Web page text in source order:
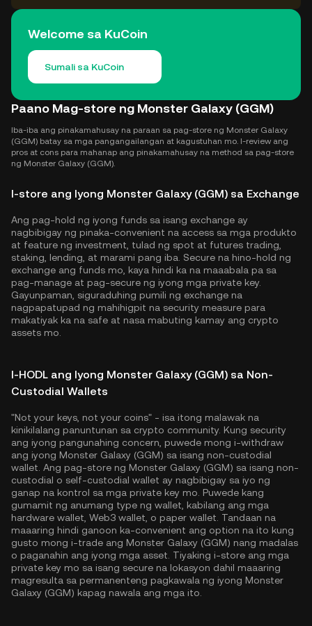
Welcome sa KuCoin
Sumali sa KuCoin
Paano Mag-store ng Monster Galaxy (GGM)
Iba-iba ang pinakamahusay na paraan sa pag-store ng Monster Galaxy
(GGM) batay sa mga pangangailangan at kagustuhan mo. I-review ang
pros at cons para mahanap ang pinakamahusay na method sa pag-store
ng Monster Galaxy (GGM).
I-store ang Iyong Monster Galaxy (GGM) sa Exchange
Ang pag-hold ng iyong funds sa isang exchange ay
nagbibigay ng pinaka-convenient na access sa mga produkto
at feature ng investment, tulad ng spot at futures trading,
staking, lending, at marami pang iba. Secure na hino-hold ng
exchange ang funds mo, kaya hindi ka na maaabala pa sa
pag-manage at pag-secure ng iyong mga private key.
Gayunpaman, siguraduhing pumili ng exchange na
nagpapatupad ng mahihigpit na security measure para
makatiyak ka na safe at nasa mabuting kamay ang crypto
assets mo.
I-HODL ang Iyong Monster Galaxy (GGM) sa Non-
Custodial Wallets
"Not your keys, not your coins" - isa itong malawak na
kinikilalang panuntunan sa crypto community. Kung security
ang iyong pangunahing concern, puwede mong i-withdraw
ang iyong Monster Galaxy (GGM) sa isang non-custodial
wallet. Ang pag-store ng Monster Galaxy (GGM) sa isang non-
custodial o self-custodial wallet ay nagbibigay sa iyo ng
ganap na kontrol sa mga private key mo. Puwede kang
gumamit ng anumang type ng wallet, kabilang ang mga
hardware wallet, Web3 wallet, o paper wallet. Tandaan na
maaaring hindi ganoon ka-convenient ang option na ito kung
gusto mong i-trade ang Monster Galaxy (GGM) nang madalas
o paganahin ang iyong mga asset. Tiyaking i-store ang mga
private key mo sa isang secure na lokasyon dahil maaaring
magresulta sa permanenteng pagkawala ng iyong Monster
Galaxy (GGM) kapag nawala ang mga ito.